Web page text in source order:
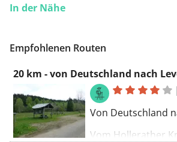
In der Nähe
Empfohlenen Routen
Von Deutschland
Vom Hollerather